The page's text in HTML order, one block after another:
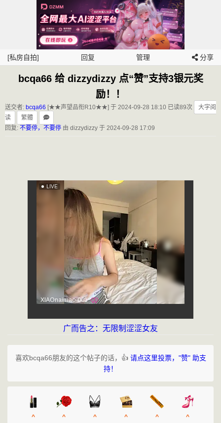
[私房自拍] 回复 管理 分享
bcqa66 给 dizzydizzy 点“赞”支持3银元奖
励！！
送交者: bcqa66 [★★声望品衔R10★★] 于 2024-09-28 18:10 已读89次
大字阅
读
繁體
回复: 不要停，不要停 由 dizzydizzy 于 2024-09-28 17:09
广而告之：无限制涩涩女友
喜欢bcqa66朋友的这个帖子的话，👍 请点这里投票，"赞" 助支
持！
^ ^ ^ ^ ^ ^